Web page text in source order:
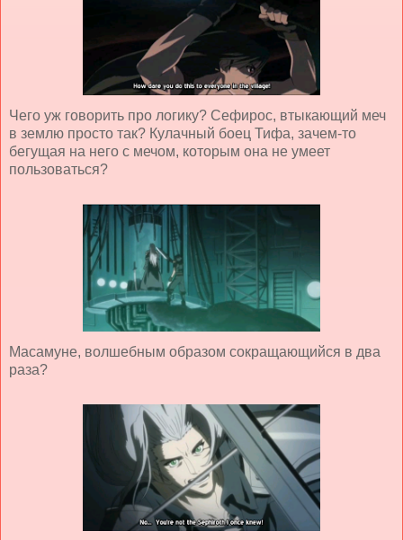
Чего уж говорить про логику? Сефирос, втыкающий меч
в землю просто так? Кулачный боец Тифа, зачем-то
бегущая на него с мечом, которым она не умеет
пользоваться?
Масамуне, волшебным образом сокращающийся в два
раза?